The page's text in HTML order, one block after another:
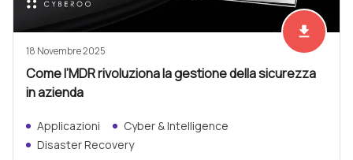
Scarica
file_download
18 Novembre 2025
Come l’MDR rivoluziona la gestione della sicurezza
in azienda
Applicazioni
Cyber & Intelligence
Disaster Recovery